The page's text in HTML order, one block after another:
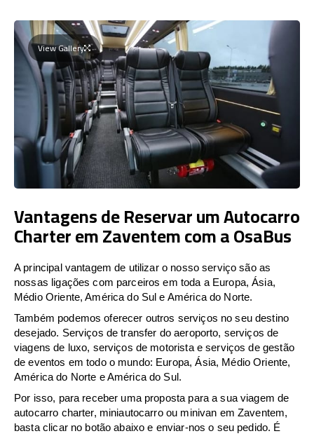
View Gallery
Vantagens de Reservar um Autocarro
Charter em Zaventem com a OsaBus
A principal vantagem de utilizar o nosso serviço são as
nossas ligações com parceiros em toda a Europa, Ásia,
Médio Oriente, América do Sul e América do Norte.
Também podemos oferecer outros serviços no seu destino
desejado. Serviços de transfer do aeroporto, serviços de
viagens de luxo, serviços de motorista e serviços de gestão
de eventos em todo o mundo: Europa, Ásia, Médio Oriente,
América do Norte e América do Sul.
Por isso, para receber uma proposta para a sua viagem de
autocarro charter, miniautocarro ou minivan em Zaventem,
basta clicar no botão abaixo e enviar-nos o seu pedido. É